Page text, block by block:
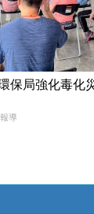
局強化毒化
導